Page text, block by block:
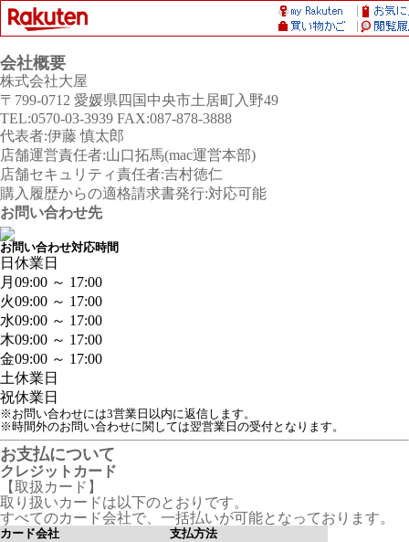
会社概要
株式会社大屋
〒799-0712 愛媛県四国中央市土居町入野49
TEL:0570-03-3939 FAX:087-878-3888
代表者:伊藤 慎太郎
店舗運営責任者:山口拓馬(mac運営本部)
店舗セキュリティ責任者:吉村徳仁
購入履歴からの適格請求書発行:対応可能
お問い合わせ先
お問い合わせ対応時間
日 休業日
月 09:00 ～ 17:00
火09:00 ～ 17:00
水09:00 ～ 17:00
木09:00 ～ 17:00
金09:00 ～ 17:00
土休業日
祝休業日
※お問い合わせには3営業日以内に返信します。
※時間外のお問い合わせに関しては翌営業日の受付となります。
お支払について
クレジットカード
【取扱カード】
取り扱いカードは以下のとおりです。
すべてのカード会社で、一括払いが可能となっております。
カード会社
支払方法